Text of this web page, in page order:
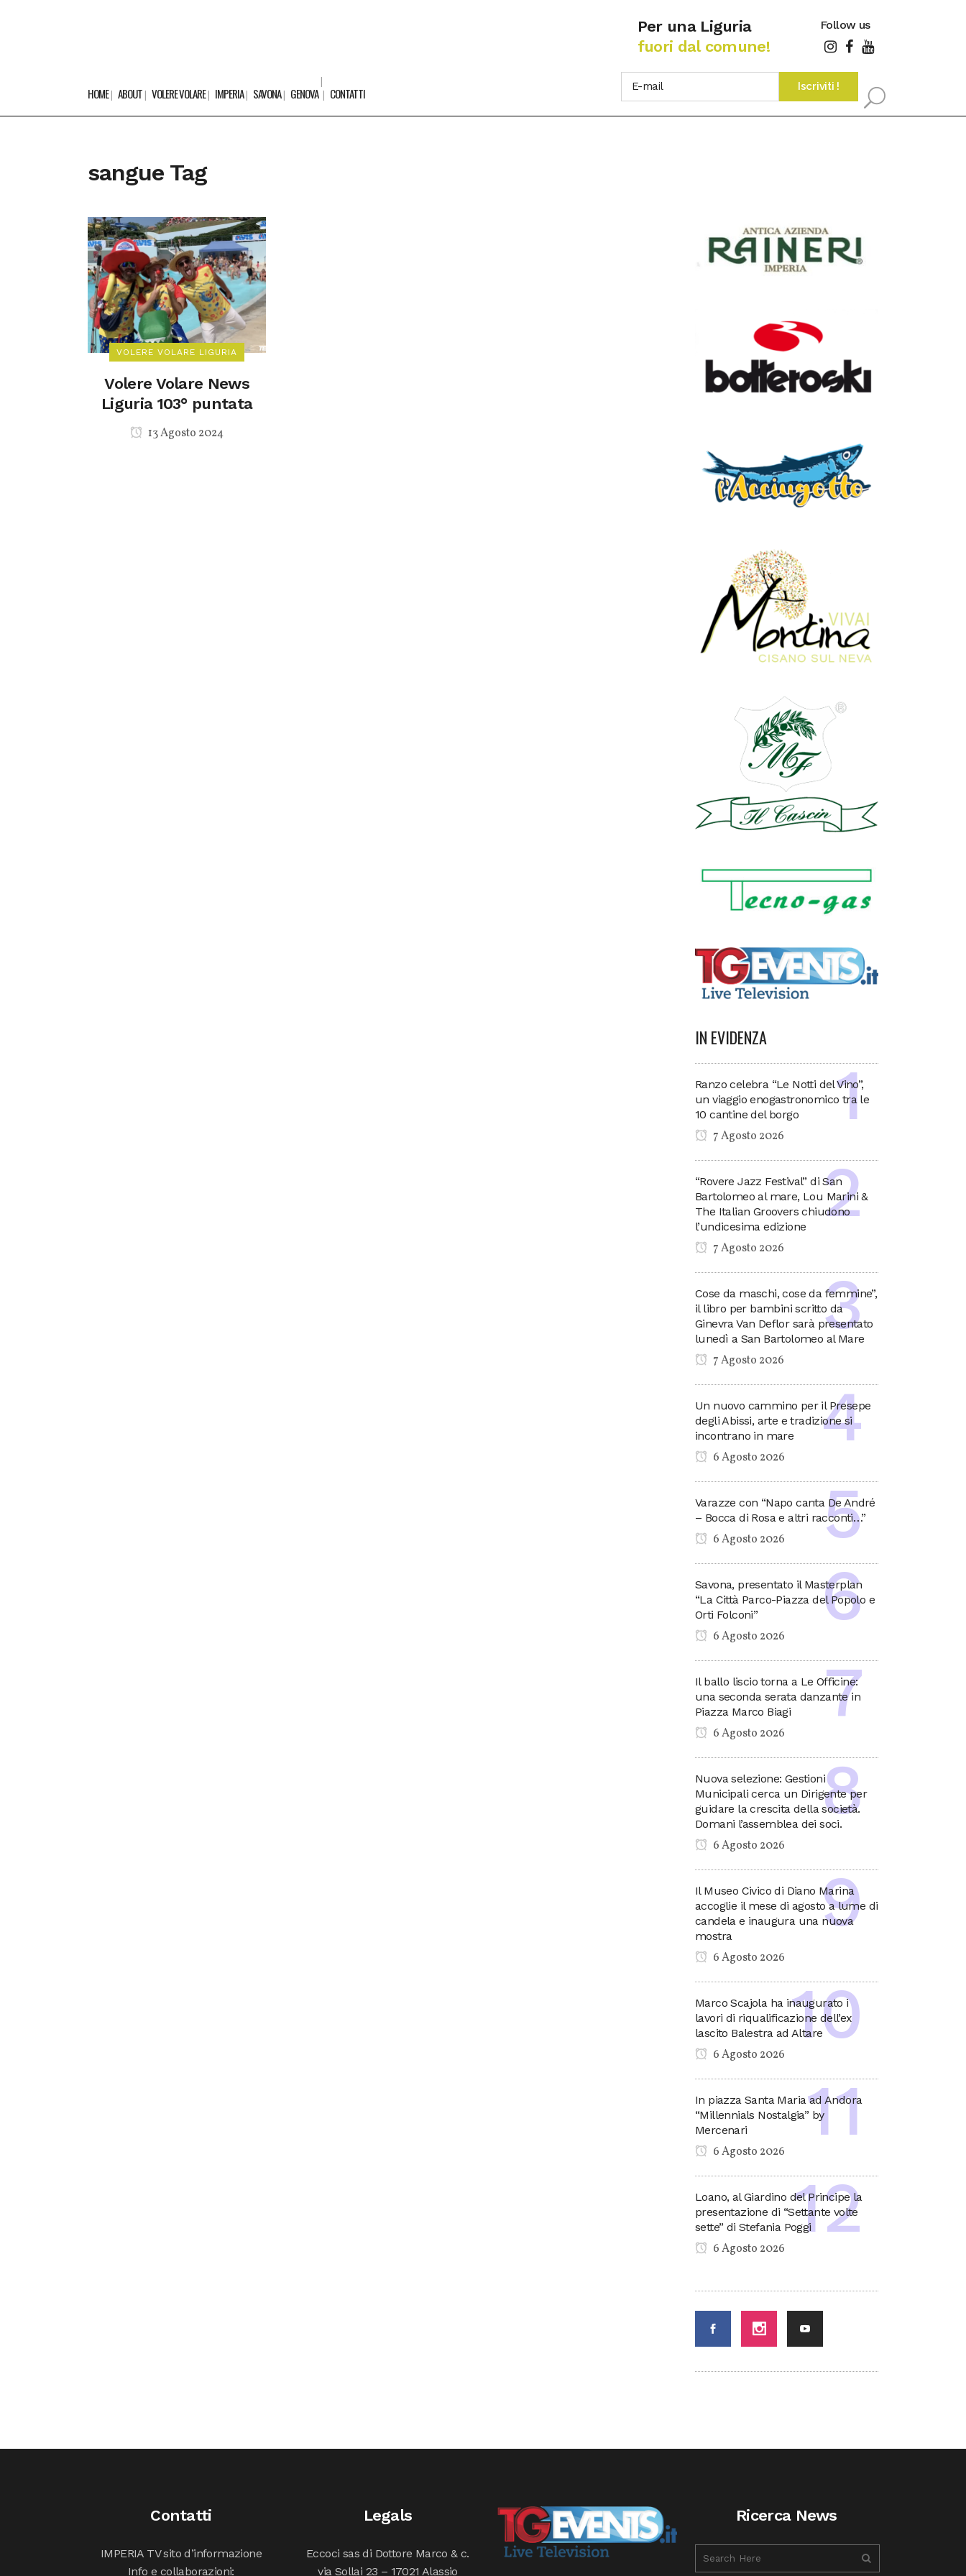
Per una Liguria
fuori dal comune!
Follow us
HOME ABOUT VOLERE VOLARE IMPERIA SAVONA GENOVA CONTATTI
sangue Tag
VOLERE VOLARE LIGURIA
Volere Volare News
Liguria 103° puntata
13 Agosto 2024
IN EVIDENZA
Ranzo celebra “Le Notti del Vino”,
un viaggio enogastronomico tra le
10 cantine del borgo
7 Agosto 2026
“Rovere Jazz Festival” di San
Bartolomeo al mare, Lou Marini &
The Italian Groovers chiudono
l’undicesima edizione
7 Agosto 2026
Cose da maschi, cose da femmine”,
il libro per bambini scritto da
Ginevra Van Deflor sarà presentato
lunedì a San Bartolomeo al Mare
7 Agosto 2026
Un nuovo cammino per il Presepe
degli Abissi, arte e tradizione si
incontrano in mare
6 Agosto 2026
Varazze con “Napo canta De André
– Bocca di Rosa e altri racconti…”
6 Agosto 2026
Savona, presentato il Masterplan
“La Città Parco-Piazza del Popolo e
Orti Folconi”
6 Agosto 2026
Il ballo liscio torna a Le Officine:
una seconda serata danzante in
Piazza Marco Biagi
6 Agosto 2026
Nuova selezione: Gestioni
Municipali cerca un Dirigente per
guidare la crescita della società.
Domani l’assemblea dei soci.
6 Agosto 2026
Il Museo Civico di Diano Marina
accoglie il mese di agosto a lume di
candela e inaugura una nuova
mostra
6 Agosto 2026
Marco Scajola ha inaugurato i
lavori di riqualificazione dell’ex
lascito Balestra ad Altare
6 Agosto 2026
In piazza Santa Maria ad Andora
“Millennials Nostalgia” by
Mercenari
6 Agosto 2026
Loano, al Giardino del Principe la
presentazione di “Settante volte
sette” di Stefania Poggi
6 Agosto 2026
Contatti
IMPERIA TV sito d’informazione
Info e collaborazioni:
Legals
Eccoci sas di Dottore Marco & c.
via Sollai 23 – 17021 Alassio
Ricerca News